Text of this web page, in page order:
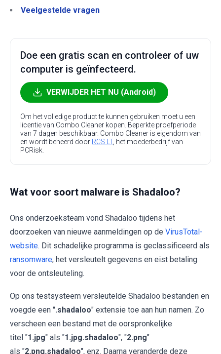
Veelgestelde vragen
Doe een gratis scan en controleer of uw
computer is geïnfecteerd.
VERWIJDER HET NU (Android)
Om het volledige product te kunnen gebruiken moet u een
licentie van Combo Cleaner kopen. Beperkte proefperiode
van 7 dagen beschikbaar. Combo Cleaner is eigendom van
en wordt beheerd door RCS LT, het moederbedrijf van
PCRisk.
Wat voor soort malware is Shadaloo?
Ons onderzoeksteam vond Shadaloo tijdens het
doorzoeken van nieuwe aanmeldingen op de VirusTotal-
website. Dit schadelijke programma is geclassificeerd als
ransomware; het versleutelt gegevens en eist betaling
voor de ontsleuteling.
Op ons testsysteem versleutelde Shadaloo bestanden en
voegde een ".shadaloo" extensie toe aan hun namen. Zo
verscheen een bestand met de oorspronkelijke
titel "1.jpg" als "1.jpg.shadaloo", "2.png"
als "2.png.shadaloo", enz. Daarna veranderde deze